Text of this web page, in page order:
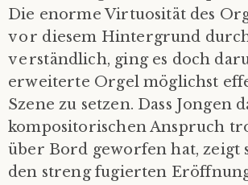
Die enorme Virtuosität des
vor diesem Hintergrund
verständlich, ging es doch
erweiterte Orgel möglichst
Szene zu setzen. Dass Jongen
kompositorischen Anspruch
über Bord geworfen hat, zeigt
den streng fugierten